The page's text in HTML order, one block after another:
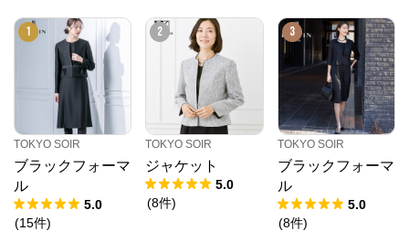
1
TOKYO SOIR
ブラックフォーマ
ル
5.0
(15件)
2
TOKYO SOIR
ジャケット
5.0
(8件)
3
TOKYO SOIR
ブラックフォーマ
ル
5.0
(8件)